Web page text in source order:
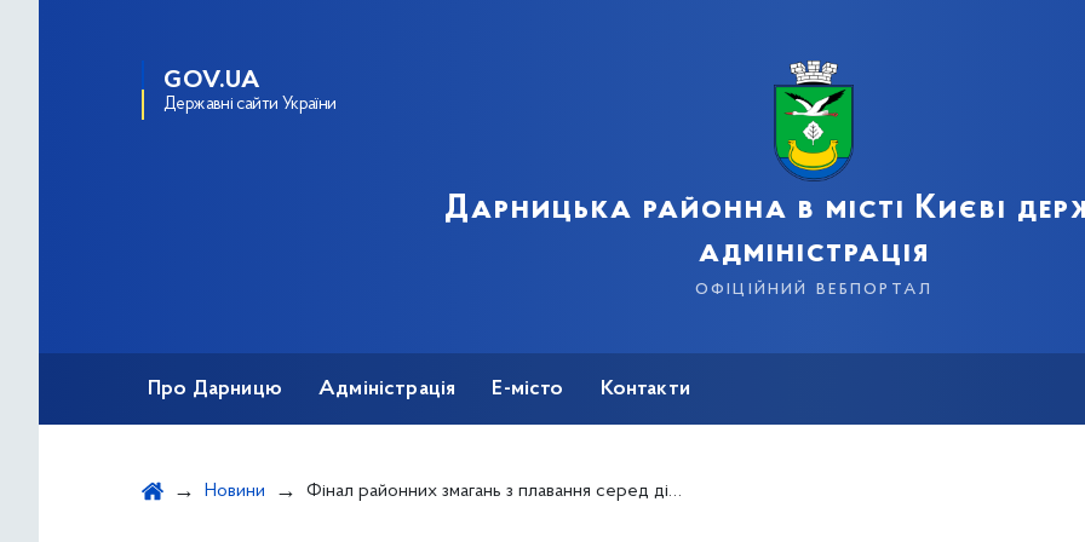
GOV.UA
Державні сайти України
Дарницька районна в місті Києві
адміністрація
офіційний вебпортал
Про Дарницю Адміністрація Е-місто Контакти
Новини Фінал районних змагань з плавання серед дітей старшого дошкільного віку дошкільних навчальних закладів та шкіл дитячих садків І ступеня Дарницького району.